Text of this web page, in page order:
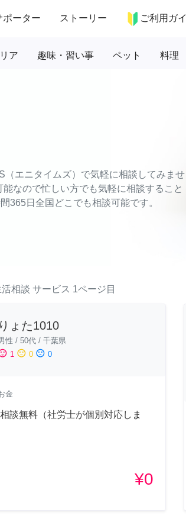
ポーター ストーリー ご利用ガ
ア 趣味・習い事 ペット 料理
エニタイムズ）で気軽に相談してみませ
なので忙しい方でも気軽に相談すること
365日全国どこでも相談可能です。
活相談 サービス 1ページ目
りょた1010
性 / 50代 / 千葉県
1 sentiment_neutral 0 sentiment_dissatisfied 0
金
談無料（社労士が個別対応しま
¥0